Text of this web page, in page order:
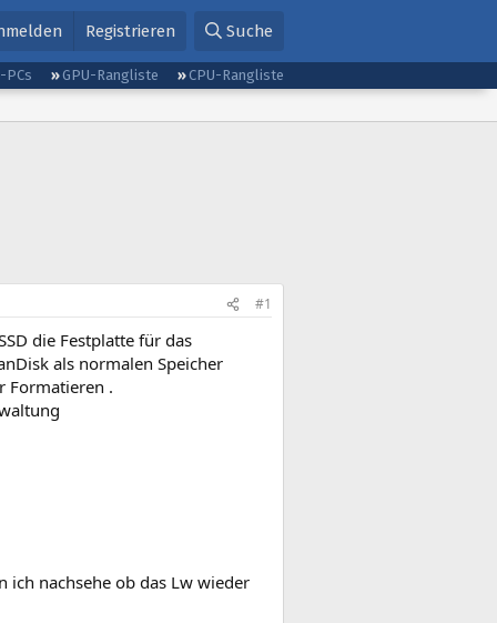
Registrieren Suche
PCs GPU-Rangliste CPU-Rangliste
#1
die Festplatte für das
als normalen Speicher
Formatieren .
nachsehe ob das Lw wieder